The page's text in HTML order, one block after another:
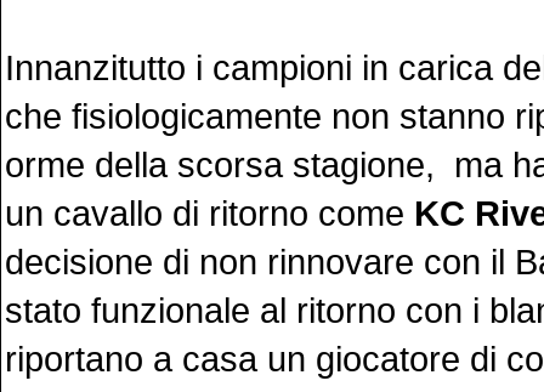
Innanzitutto i campioni in carica
che fisiologicamente non stanno
orme della scorsa stagione, ma
un cavallo di ritorno come KC
decisione di non rinnovare con il
stato funzionale al ritorno con i
riportano a casa un giocatore di